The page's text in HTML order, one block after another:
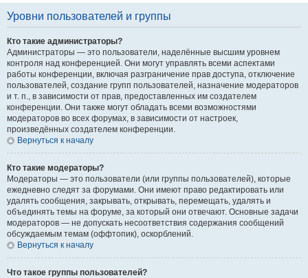
Уровни пользователей и группы
Кто такие администраторы?
Администраторы — это пользователи, наделённые высшим уровнем
контроля над конференцией. Они могут управлять всеми аспектами
работы конференции, включая разграничение прав доступа, отключение
пользователей, создание групп пользователей, назначение модераторов
и т. п., в зависимости от прав, предоставленных им создателем
конференции. Они также могут обладать всеми возможностями
модераторов во всех форумах, в зависимости от настроек,
произведённых создателем конференции.
Вернуться к началу
Кто такие модераторы?
Модераторы — это пользователи (или группы пользователей), которые
ежедневно следят за форумами. Они имеют право редактировать или
удалять сообщения, закрывать, открывать, перемещать, удалять и
объединять темы на форуме, за который они отвечают. Основные задачи
модераторов — не допускать несоответствия содержания сообщений
обсуждаемым темам (оффтопик), оскорблений.
Вернуться к началу
Что такое группы пользователей?